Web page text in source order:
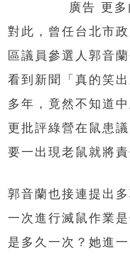
廣告 更
對此，曾任台北市
區議員參選人郭音
看到新聞「真的笑
多年，竟然不知道
更批評綠營在鼠患
要一出現老鼠就將
郭音蘭也接連提出
一次進行滅鼠作業
是多久一次？她進